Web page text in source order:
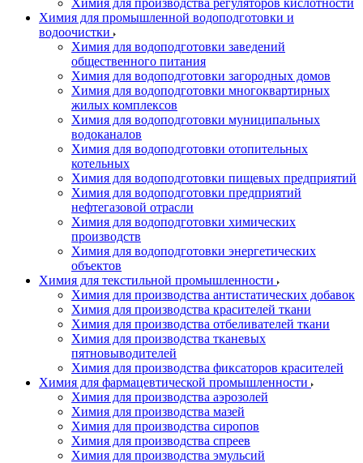
Химия для производства регуляторов кислотности
Химия для промышленной водоподготовки и
водоочистки
Химия для водоподготовки заведений
общественного питания
Химия для водоподготовки загородных домов
Химия для водоподготовки многоквартирных
жилых комплексов
Химия для водоподготовки муниципальных
водоканалов
Химия для водоподготовки отопительных
котельных
Химия для водоподготовки пищевых предприятий
Химия для водоподготовки предприятий
нефтегазовой отрасли
Химия для водоподготовки химических
производств
Химия для водоподготовки энергетических
объектов
Химия для текстильной промышленности
Химия для производства антистатических добавок
Химия для производства красителей ткани
Химия для производства отбеливателей ткани
Химия для производства тканевых
пятновыводителей
Химия для производства фиксаторов красителей
Химия для фармацевтической промышленности
Химия для производства аэрозолей
Химия для производства мазей
Химия для производства сиропов
Химия для производства спреев
Химия для производства эмульсий